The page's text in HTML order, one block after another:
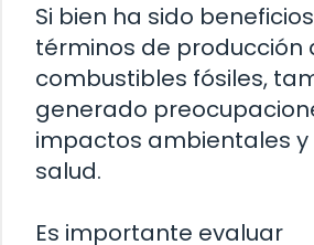
Si bien ha sido
términos de producción
combustibles fósiles,
generado
impactos ambientales
salud.
Es importante evaluar